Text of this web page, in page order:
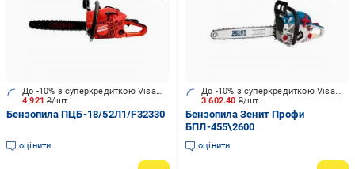
4 921₴/шт.
До -10% з суперкредиткою Visa Вигода
Бензопила ПЦБ-18/52Л1/F32330
оцінити
3 602.40 ₴/шт.
До -10% з суперкредиткою Visa Вигода
Бензопила Зенит Профи
БПЛ-455\2600
оцінити